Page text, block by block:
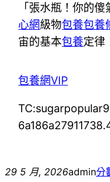
「張水瓶！你的
心網級物包養包養
宙的基本包養定律
包養網VIP
29 5 月, 2026admin分